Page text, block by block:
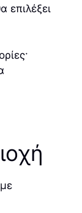
επιλέξει